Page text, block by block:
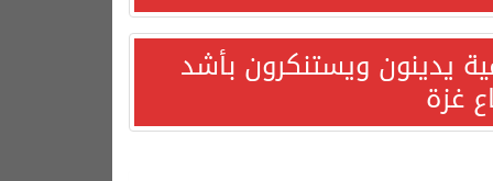
يدينون ويستنكرون بأشد
غزة